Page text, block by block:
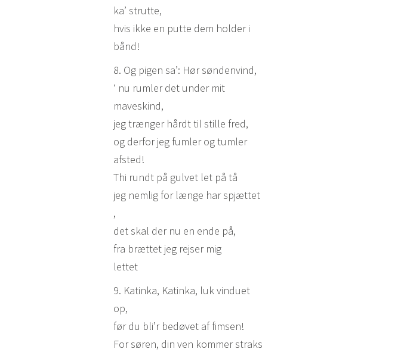
ka’ strutte,
hvis ikke en putte dem holder i
bånd!
8. Og pigen sa’: Hør søndenvind,
‘ nu rumler det under mit
maveskind,
jeg trænger hårdt til stille fred,
og derfor jeg fumler og tumler
afsted!
Thi rundt på gulvet let på tå
jeg nemlig for længe har spjættet
,
det skal der nu en ende på,
fra brættet jeg rejser mig
lettet
9. Katinka, Katinka, luk vinduet
op,
før du bli’r bedøvet af fimsen!
For søren, din ven kommer straks